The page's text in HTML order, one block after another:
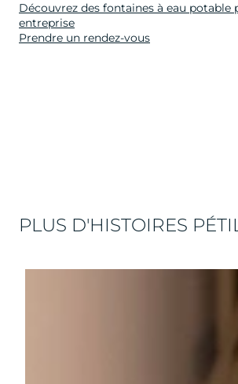
Découvrez des fontaines à eau potable
entreprise
Prendre un rendez-vous
PLUS D'HISTOIRES